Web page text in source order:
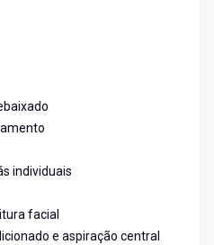
individuais
facial
e aspiração central